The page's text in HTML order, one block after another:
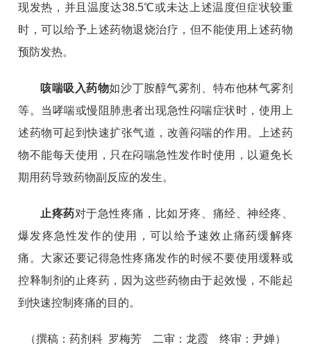
现发热，并且温度达38.5℃或未达上述温度但症状较重
时，可以给予上述药物退烧治疗，但不能使用上述药物
预防发热。
咳喘吸入药物如沙丁胺醇气雾剂、特布他林气雾剂
等。当哮喘或慢阻肺患者出现急性闷喘症状时，使用上
述药物可起到快速扩张气道，改善闷喘的作用。上述药
物不能每天使用，只在闷喘急性发作时使用，以避免长
期用药导致药物副反应的发生。
止疼药对于急性疼痛，比如牙疼、痛经、神经疼、
爆发疼急性发作的使用，可以给予速效止痛药缓解疼
痛。大家还要记得急性疼痛发作的时候不要使用缓释或
控释制剂的止疼药，因为这些药物由于起效慢，不能起
到快速控制疼痛的目的。
（撰稿：药剂科 罗梅芳 二审：龙霞 终审：尹婵）